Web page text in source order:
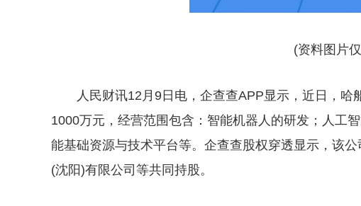
(资料图片
人民财讯12月9日电，企查查APP显示，近日，
1000万元，经营范围包含：智能机器人的研发；人工
能基础资源与技术平台等。企查查股权穿透显示，该
(沈阳)有限公司等共同持股。